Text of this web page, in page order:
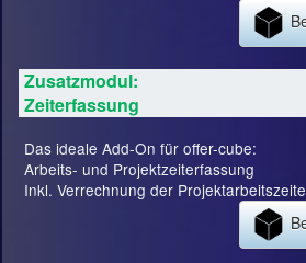
Zusatzmodul:
Zeiterfassung
Das ideale Add-On für offer-cube:
Arbeits- und Projektzeiterfassung
Inkl. Verrechnung der